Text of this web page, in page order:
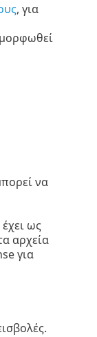
, για
να
ως
αρχεία
για